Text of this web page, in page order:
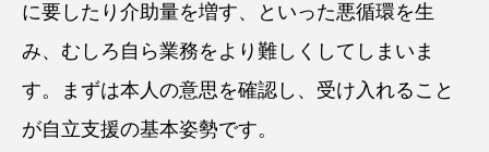
に要したり介助量を増す、といった悪循環を生
み、むしろ自ら業務をより難しくしてしまいま
す。まずは本人の意思を確認し、受け入れること
が自立支援の基本姿勢です。